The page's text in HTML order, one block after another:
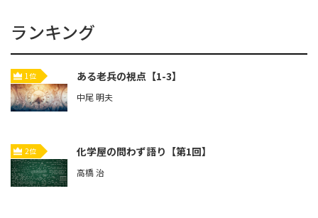
ランキング
1位 ある老兵の視点【1-3】
中尾 明夫
2位 化学屋の問わず語り【第1回】
高橋 治